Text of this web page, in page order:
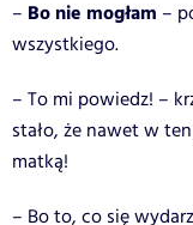
– Bo nie mogłam –
wszystkiego.
– To mi powiedz! –
stało, że nawet w
matką!
– Bo to, co się